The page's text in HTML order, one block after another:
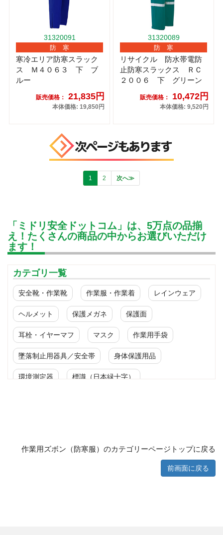
31320091
防 寒
寒冷エリア防寒スラック
ス Ｍ４０６３ 下 ブ
ルー
販売価格： 21,835円
本体価格: 19,850円
31320089
防 寒
リサイクル 防水帯電防
止防寒スラックス ＲＣ
２００６ 下 グリーン
販売価格： 10,472円
本体価格: 9,520円
1 2 次へ≫
「ミドリ安全ドットコム」は、5万点の品揃
え！たくさんの商品の中からお選びいただけ
ます！
カテゴリ一覧
安全靴・作業靴 作業服・作業着 レインウェア
ヘルメット 保護メガネ 保護面
耳栓・イヤーマフ マスク 作業用手袋
墜落制止用器具／安全帯 身体保護用品
環境測定器 標識（日本緑十字）
保安・保守用品
作業用ズボン（防寒服）のカテゴリーページトップに戻る
前画面に戻る